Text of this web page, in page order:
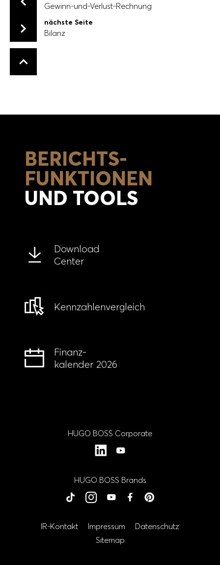
Gewinn-und-Verlust-Rechnung
Bilanz
nächste Seite
Bilanz
Zurück nach oben
BERICHTS-
FUNKTIONEN
UND TOOLS
Download
Center
Kennzahlen­vergleich
Finanz-
kalender 2026
HUGO BOSS Corporate
LinkedInYouTube
HUGO BOSS Brands
TikTok
BOSS HUGO
Schließen
Instagram
BOSS HUGO
Schließen
YouTube
BOSS HUGO
Schließen
Facebook
BOSS HUGO
Schließen
Pinterest
BOSS HUGO
Schließen
IR-Kontakt Impressum
Datenschutz
Sitemap